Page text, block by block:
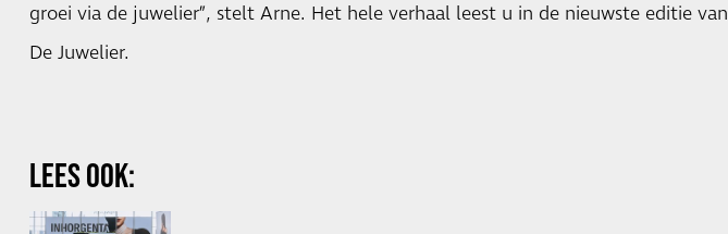
groei via de juwelier”, stelt Arne. Het hele verhaal leest u in de nieuwste editie van
De Juwelier.
LEES OOK: